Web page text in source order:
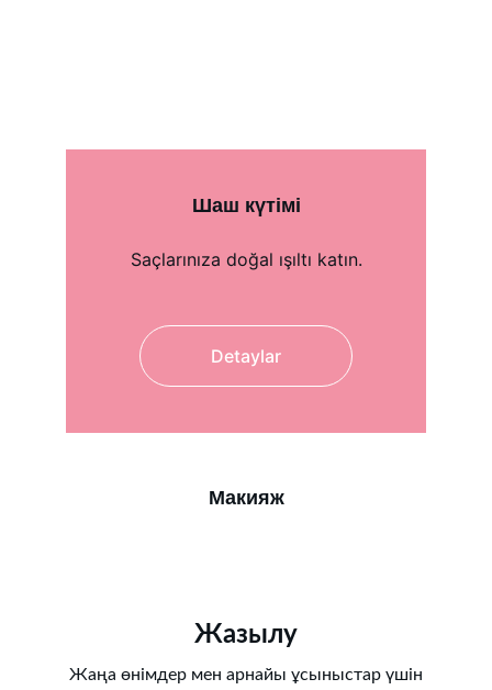
Шаш күтімі
Saçlarınıza doğal ışıltı katın.
Detaylar
Макияж
Жазылу
Жаңа өнімдер мен арнайы ұсыныстар үшін